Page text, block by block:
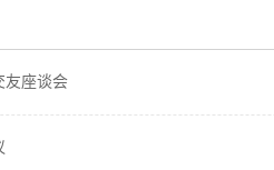
友座谈会